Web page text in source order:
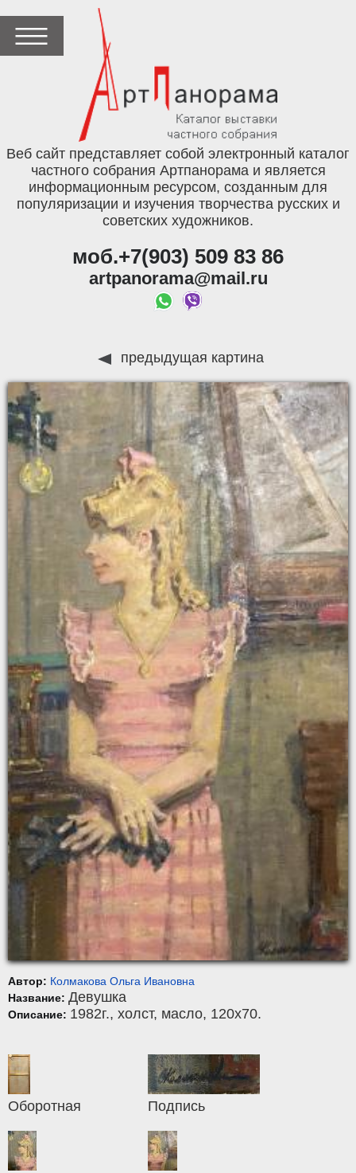
Веб сайт представляет собой электронный каталог
частного собрания Артпанорама и является
информационным ресурсом, созданным для
популяризации и изучения творчества русских и
советских художников.
моб.+7(903) 509 83 86
artpanorama@mail.ru
предыдущая картина
Автор: Колмакова Ольга Ивановна
Название: Девушка
Описание: 1982г., холст, масло, 120x70.
Оборотная Подпись